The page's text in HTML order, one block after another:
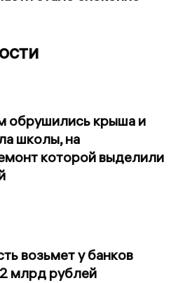
обрушились крыша и
школы, на
которой выделили
возьмет у банков
млрд рублей